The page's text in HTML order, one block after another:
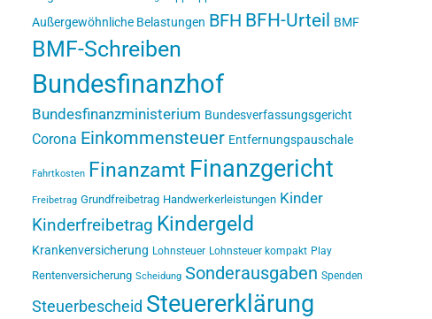
Außergewöhnliche Belastungen BFH BFH-Urteil BMF
BMF-Schreiben
Bundesfinanzhof
Bundesfinanzministerium Bundesverfassungsgericht
Corona Einkommensteuer Entfernungspauschale
Fahrtkosten Finanzamt Finanzgericht
Freibetrag Grundfreibetrag Handwerkerleistungen Kinder
Kinderfreibetrag Kindergeld
Krankenversicherung Lohnsteuer Lohnsteuer kompakt Play
Rentenversicherung Scheidung Sonderausgaben Spenden
Steuerbescheid Steuererklärung